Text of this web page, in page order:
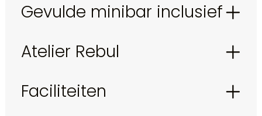
Gevulde minibar inclusief
Atelier Rebul
Faciliteiten